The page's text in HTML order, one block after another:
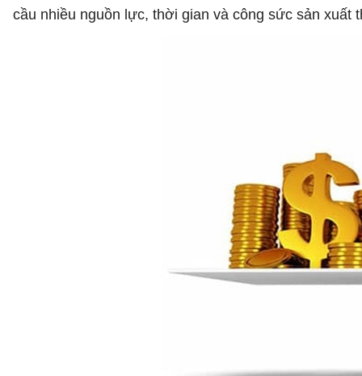
cầu nhiều nguồn lực, thời gian và công sức sản xuất